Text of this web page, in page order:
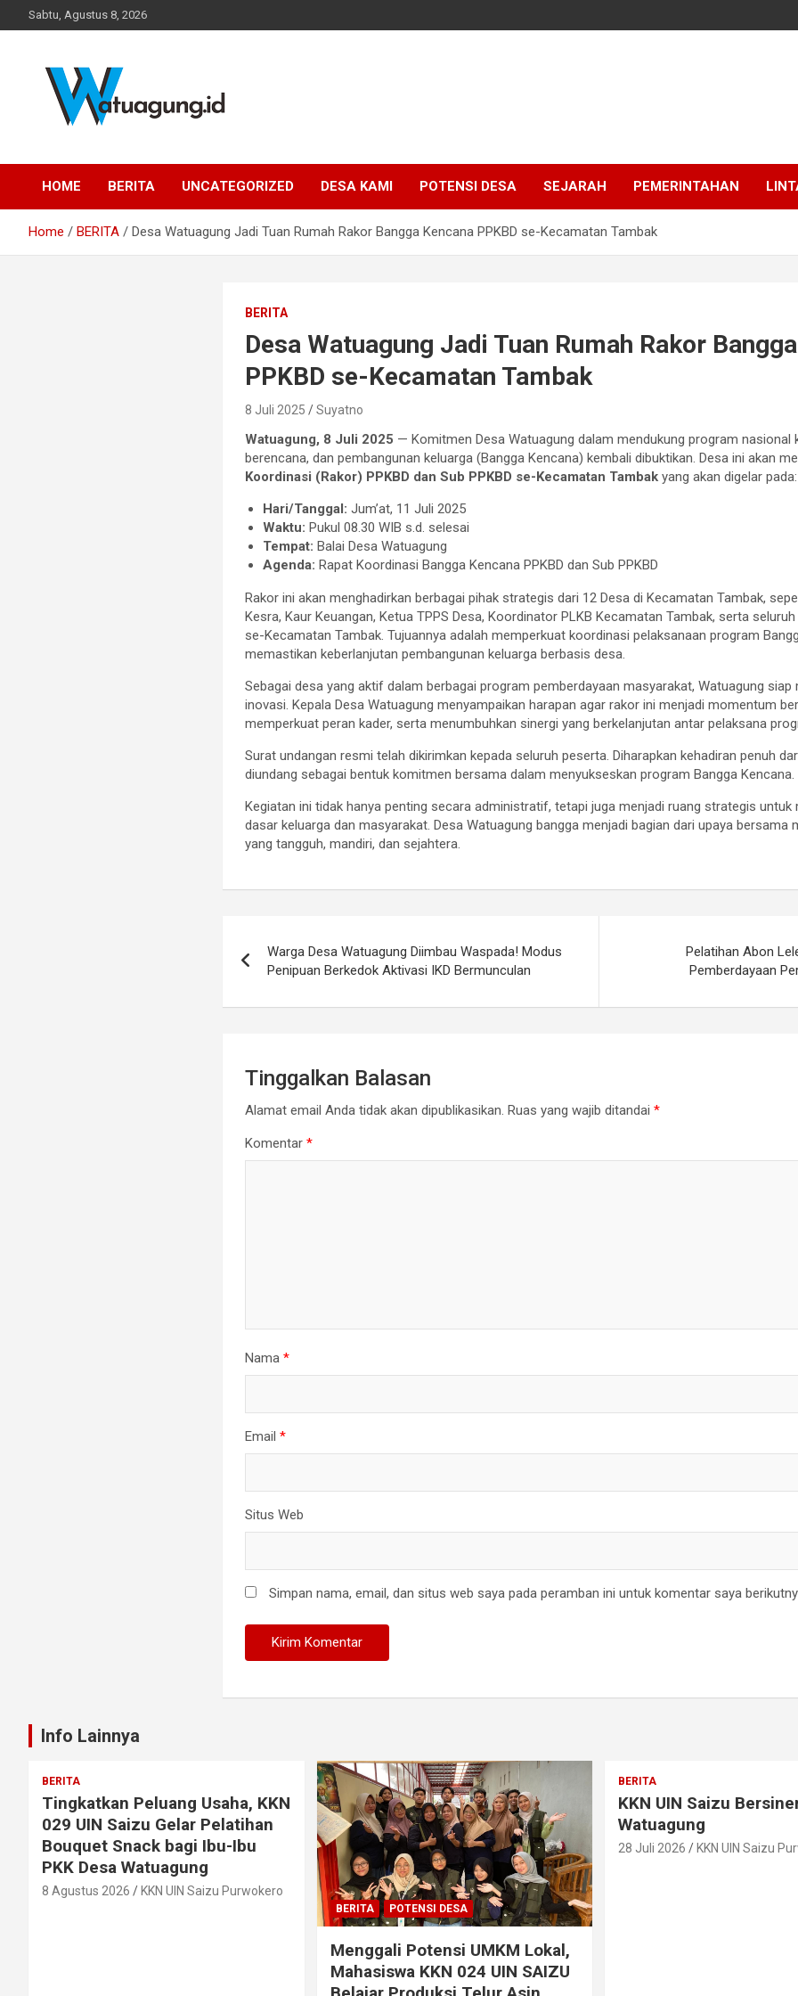
to
Sabtu, Agustus 8, 2026
Watuagung.ID
Banyumas, Jawa Tengah
HOME
BERITA UNCATEGORIZED DESA KAMI POTENSI DESA SEJARAH PEMERINTAHAN
Home BERITA Desa Watuagung Jadi Tuan Rumah Rakor Bangga Kencana PPKBD se-Kecamatan Tambak
BERITA
Desa Watuagung Jadi Tuan Rumah Rakor
PPKBD se-Kecamatan Tambak
8 Juli 2025 Suyatno
Watuagung, 8 Juli 2025 — Komitmen Desa Watuagung dalam mendukung program nasional
berencana, dan pembangunan keluarga (Bangga Kencana) kembali dibuktikan. Desa ini akan
Koordinasi (Rakor) PPKBD dan Sub PPKBD se-Kecamatan Tambak yang akan digelar pada:
Hari/Tanggal: Jum’at, 11 Juli 2025
Waktu: Pukul 08.30 WIB s.d. selesai
Tempat: Balai Desa Watuagung
Agenda: Rapat Koordinasi Bangga Kencana PPKBD dan Sub PPKBD
Rakor ini akan menghadirkan berbagai pihak strategis dari 12 Desa di Kecamatan Tambak,
Kesra, Kaur Keuangan, Ketua TPPS Desa, Koordinator PLKB Kecamatan Tambak, serta seluruh
se-Kecamatan Tambak. Tujuannya adalah memperkuat koordinasi pelaksanaan program
memastikan keberlanjutan pembangunan keluarga berbasis desa.
Sebagai desa yang aktif dalam berbagai program pemberdayaan masyarakat, Watuagung siap
inovasi. Kepala Desa Watuagung menyampaikan harapan agar rakor ini menjadi momentum
memperkuat peran kader, serta menumbuhkan sinergi yang berkelanjutan antar pelaksana
Surat undangan resmi telah dikirimkan kepada seluruh peserta. Diharapkan kehadiran penuh
diundang sebagai bentuk komitmen bersama dalam menyukseskan program Bangga Kencana.
Kegiatan ini tidak hanya penting secara administratif, tetapi juga menjadi ruang strategis untuk
dasar keluarga dan masyarakat. Desa Watuagung bangga menjadi bagian dari upaya bersama
yang tangguh, mandiri, dan sejahtera.
pos
Warga Desa Watuagung Diimbau Waspada! Modus
Penipuan Berkedok Aktivasi IKD Bermunculan
Pelatihan Abon
Pemberdayaan
Tinggalkan Balasan
Alamat email Anda tidak akan dipublikasikan. Ruas yang wajib ditandai*
Komentar*
Nama*
Email*
Situs Web
Simpan nama, email, dan situs web saya pada peramban ini untuk komentar saya
Info Lainnya
BERITA
Tingkatkan Peluang Usaha, KKN
029 UIN Saizu Gelar Pelatihan
Bouquet Snack bagi Ibu-Ibu
PKK Desa Watuagung
8 Agustus 2026 KKN UIN Saizu Purwokero
BERITA POTENSI DESA
Menggali Potensi UMKM Lokal,
Mahasiswa KKN 024 UIN SAIZU
BERITA
KKN UIN Saizu
Watuagung
28 Juli 2026 KKN UIN Saizu